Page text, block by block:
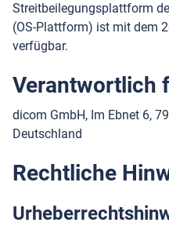
Streitbeilegungsplattform
(OS-Plattform) ist mit dem
verfügbar.
Verantwortlich
dicom GmbH, Im Ebnet 6,
Deutschland
Rechtliche